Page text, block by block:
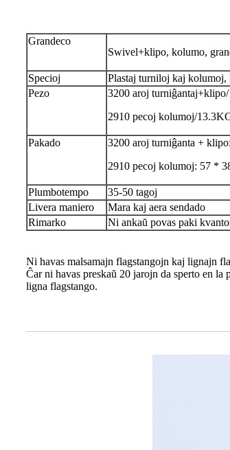
Grandeco
Swivel+klipo, kolumo,
Specioj
Plastaj turniloj kaj kolumoj,
Pezo
3200 aroj
2910 pecoj kolumoj/
Pakado
3200 aroj turniĝanta +
2910 pecoj kolumoj: 57 *
Plumbotempo
35-50 tagoj
Livera maniero
Mara kaj aera sendado
Rimarko
Ni ankaŭ povas paki
Ni havas malsamajn flagstangojn kaj lignajn
Ĉar ni havas preskaŭ 20 jarojn da sperto en
ligna flagstango.